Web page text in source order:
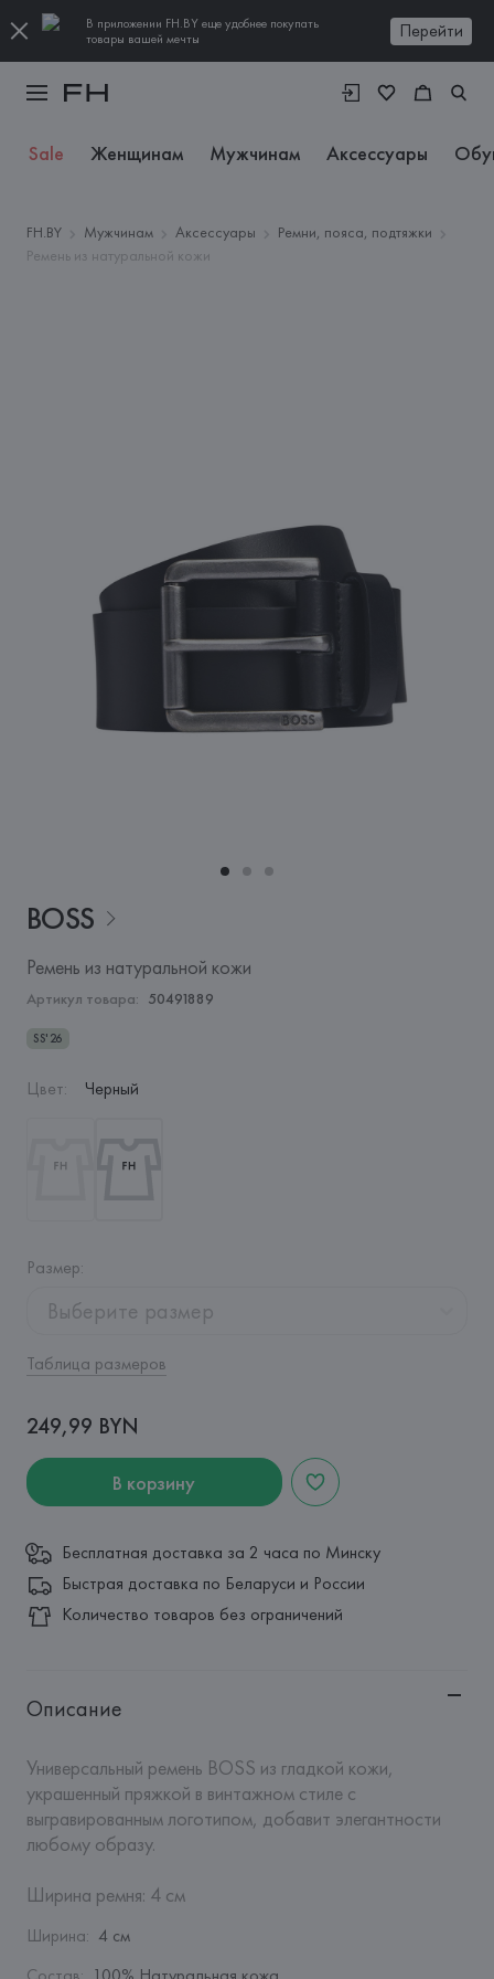
В приложении FH.BY еще удобнее покупать
товары вашей мечты
Перейти
Sale Женщинам Мужчинам Аксессуары
FH.BY Мужчинам Аксессуары
Ремни, пояса, подтяжки
Ремень из натуральной кожи
BOSS
Ремень из натуральной кожи
Артикул товара: 50491889
SS'26
Цвет: Черный
Размер:
Выберите размер
Таблица размеров
249,99 BYN
В корзину
Бесплатная доставка за 2 часа по Минску
Быстрая доставка по Беларуси и России
Количество товаров без ограничений
Описание
Универсальный ремень BOSS из гладкой кожи,
украшенный пряжкой в винтажном стиле с
выгравированным логотипом, добавит элегантности
любому образу.
Ширина ремня: 4 см
Ширина: 4 см